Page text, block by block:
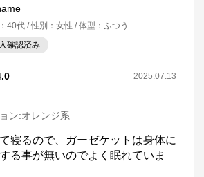
： 40代 性別 ： 女性 体型 ： ふつう
確認済み
2025.07.13
ン:オレンジ系
寝るので、ガーゼケットは身体に
る事が無いのでよく眠れていま